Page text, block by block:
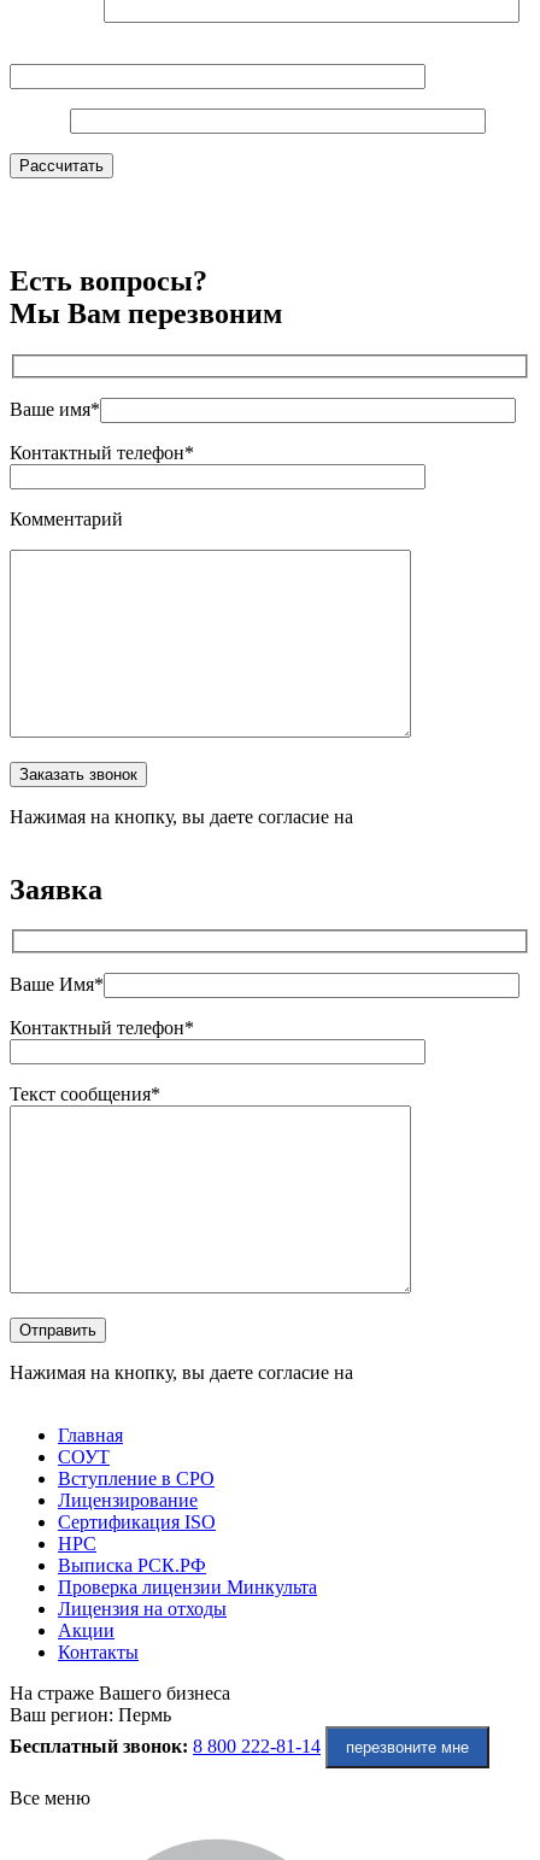
Оставьте это поле пустым.
Рассчитать
Есть вопросы?
Мы Вам перезвоним
Ваше имя*
Контактный телефон*
Комментарий
Оставьте это поле пустым.
Заказать звонок
Нажимая на кнопку, вы даете согласие на
Заявка
Ваше Имя*
Контактный телефон*
Текст сообщения*
Оставьте это поле пустым.
Отправить
Нажимая на кнопку, вы даете согласие на
Главная
СОУТ
Вступление в СРО
Лицензирование
Сертификация ISO
НРС
Выписка РСК.РФ
Проверка лицензии Минкульта
Лицензия на отходы
Акции
Контакты
На страже Вашего бизнеса
Ваш регион: Пермь
Бесплатный звонок: 8 800 222-81-14 перезвоните мне
Все меню